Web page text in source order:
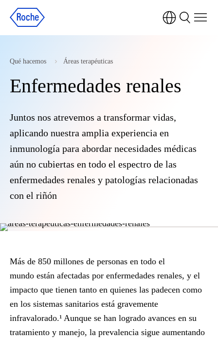
Qué hacemos Áreas terapéuticas
Enfermedades renales
Juntos nos atrevemos a transformar vidas,
aplicando nuestra amplia experiencia en
inmunología para abordar necesidades médicas
aún no cubiertas en todo el espectro de las
enfermedades renales y patologías relacionadas
con el riñón
Más de 850 millones de personas en todo el
mundo están afectadas por enfermedades renales, y el
impacto que tienen tanto en quienes las padecen como
en los sistemas sanitarios está gravemente
infravalorado.¹ Aunque se han logrado avances en su
tratamiento y manejo, la prevalencia sigue aumentando